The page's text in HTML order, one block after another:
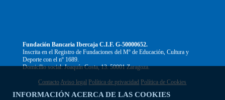
INFORMACIÓN ACERCA DE LAS COOKIES
Fundación Bancaria Ibercaja C.I.F. G-50000652.
Inscrita en el Registro de Fundaciones del Mº de Educación, Cultura y
Deporte con el nº 1689.
Domicilio social: Joaquín Costa, 13. 50001 Zaragoza.
Contacto Aviso legal Política de privacidad Política de Cookies